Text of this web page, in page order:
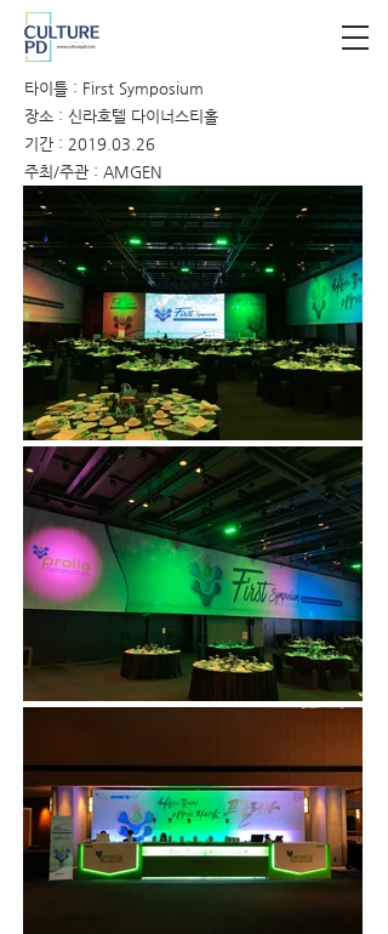
타이틀 : First Symposium
장소 : 신라호텔 다이너스티홀
기간 : 2019.03.26
주최/주관 : AMGEN